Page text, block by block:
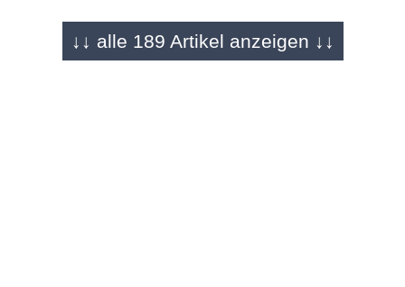
FULDA - 29.06.2026
↓↓ alle 189 Artikel anzeigen ↓↓